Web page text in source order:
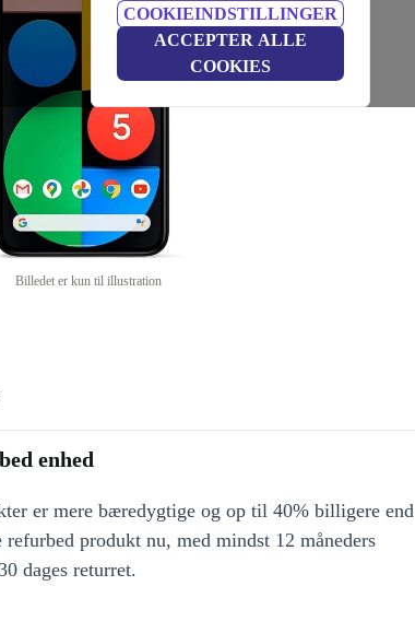
COOKIEINDSTILLINGER
ACCEPTER ALLE
COOKIES
Billedet er kun til illustration
enhed
er mere bæredygtige og op til 40% billigere end
produkt nu, med mindst 12 måneders
dages returret.